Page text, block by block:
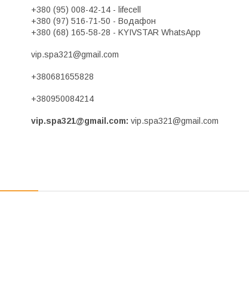
+380 (95) 008-42-14
lifecell
+380 (97) 516-71-50
Водафон
+380 (68) 165-58-28
KYIVSTAR WhatsApp
vip.spa321@gmail.com
+380681655828
+380950084214
vip.spa321@gmail.com vip.spa321@gmail.com